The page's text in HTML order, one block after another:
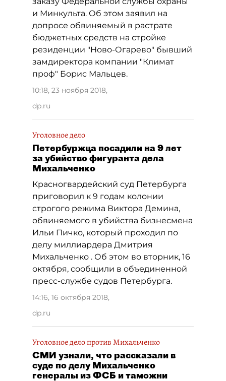
и Минкульта. Об этом заявил на
допросе обвиняемый в растрате
бюджетных средств на стройке
резиденции "Ново-Огарево" бывший
замдиректора компании "Климат
проф" Борис Мальцев.
10:18, 23 ноября 2018,
dp.ru
Уголовное дело
Петербуржца посадили на 9 лет
за убийство фигуранта дела
Михальченко
Красногвардейский суд Петербурга
приговорил к 9 годам колонии
строгого режима Виктора Демина,
обвиняемого в убийства бизнесмена
Ильи Пичко, который проходил по
делу миллиардера Дмитрия
Михальченко . Об этом во вторник, 16
октября, сообщили в объединенной
пресс-службе судов Петербурга.
14:16, 16 октября 2018,
dp.ru
Уголовное дело против Михальченко
СМИ узнали, что рассказали в
суде по делу Михальченко
генералы из ФСБ и таможни